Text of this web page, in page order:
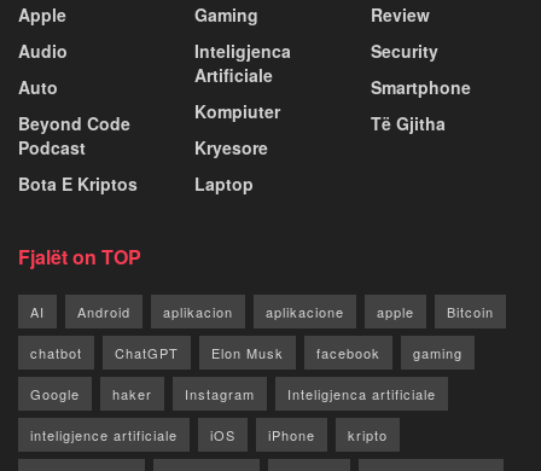
Apple
Audio
Auto
Beyond Code
Podcast
Bota E Kriptos
Gaming
Inteligjenca
Artificiale
Kompiuter
Kryesore
Laptop
Review
Security
Smartphone
Të Gjitha
Fjalët on TOP
AI Android aplikacion aplikacione apple Bitcoin
chatbot ChatGPT Elon Musk facebook gaming
Google haker Instagram Inteligjenca artificiale
inteligjence artificiale iOS iPhone kripto